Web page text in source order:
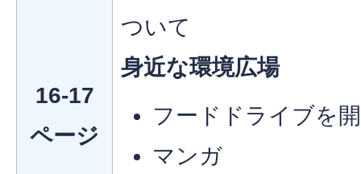
16-17
ページ
ついて
身近な環境広場
フードドライブを
マンガ